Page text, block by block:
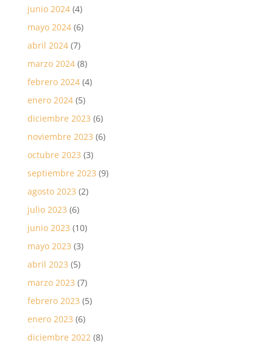
junio 2024(4)
mayo 2024(6)
abril 2024(7)
marzo 2024(8)
febrero 2024(4)
enero 2024(5)
diciembre 2023 (6)
noviembre 2023 (6)
octubre 2023 (3)
septiembre 2023 (9)
agosto 2023 (2)
julio 2023 (6)
junio 2023 (10)
mayo 2023 (3)
abril 2023 (5)
marzo 2023 (7)
febrero 2023 (5)
enero 2023 (6)
diciembre 2022(8)